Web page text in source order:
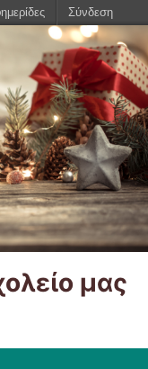
μας
Σύνδεση